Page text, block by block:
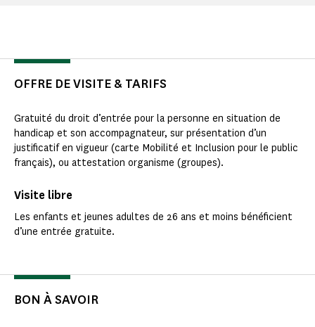
OFFRE DE VISITE & TARIFS
Gratuité du droit d’entrée pour la personne en situation de
handicap et son accompagnateur, sur présentation d’un
justificatif en vigueur (carte Mobilité et Inclusion pour le public
français), ou attestation organisme (groupes).
Visite libre
Les enfants et jeunes adultes de 26 ans et moins bénéficient
d’une entrée gratuite.
BON À SAVOIR